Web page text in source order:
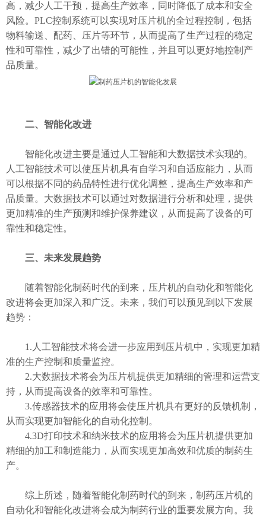
高，减少人工干预，提高生产效率，同时降低了成本和安全
风险。PLC控制系统可以实现对压片机的全过程控制，包括
物料输送、配药、压片等环节，从而提高了生产过程的稳定
性和可靠性，减少了出错的可能性，并且可以更好地控制产
品质量。
二、智能化改进
智能化改进主要是通过人工智能和大数据技术实现的。
人工智能技术可以使压片机具有自学习和自适应能力，从而
可以根据不同的药品特性进行优化调整，提高生产效率和产
品质量。大数据技术可以通过对数据进行分析和处理，提供
更加精准的生产预测和维护保养建议，从而提高了设备的可
靠性和稳定性。
三、未来发展趋势
随着智能化制药时代的到来，压片机的自动化和智能化
改进将会更加深入和广泛。未来，我们可以预见到以下发展
趋势：
1.人工智能技术将会进一步应用到压片机中，实现更加精
准的生产控制和质量监控。
2.大数据技术将会为压片机提供更加精细的管理和运营支
持，从而提高设备的效率和可靠性。
3.传感器技术的应用将会使压片机具有更好的反馈机制，
从而实现更加智能化的自动化控制。
4.3D打印技术和纳米技术的应用将会为压片机提供更加
精细的加工和制造能力，从而实现更加高效和优质的制药生
产。
综上所述，随着智能化制药时代的到来，制药压片机的
自动化和智能化改进将会成为制药行业的重要发展方向。我